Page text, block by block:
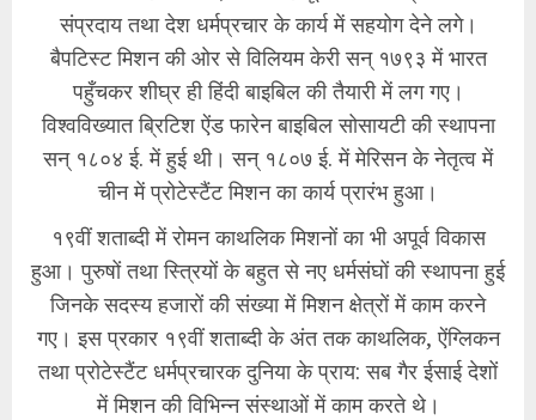
संप्रदाय तथा देश धर्मप्रचार के कार्य में सहयोग देने लगे।
बैपटिस्ट मिशन की ओर से विलियम केरी सन् १७९३ में भारत
पहुँचकर शीघ्र ही हिंदी बाइबिल की तैयारी में लग गए।
विश्वविख्यात ब्रिटिश ऐंड फारेन बाइबिल सोसायटी की स्थापना
सन् १८०४ ई. में हुई थी। सन् १८०७ ई. में मेरिसन के नेतृत्व में
चीन में प्रोटेस्टैंट मिशन का कार्य प्रारंभ हुआ।
१९वीं शताब्दी में रोमन काथलिक मिशनों का भी अपूर्व विकास
हुआ। पुरुषों तथा स्त्रियों के बहुत से नए धर्मसंघों की स्थापना हुई
जिनके सदस्य हजारों की संख्या में मिशन क्षेत्रों में काम करने
गए। इस प्रकार १९वीं शताब्दी के अंत तक काथलिक, ऐंग्लिकन
तथा प्रोटेस्टैंट धर्मप्रचारक दुनिया के प्राय: सब गैर ईसाई देशों
में मिशन की विभिन्न संस्थाओं में काम करते थे।